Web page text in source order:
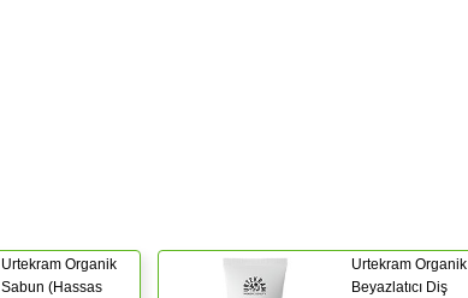
Urtekram Organik
Sabun (Hassas
Urtekram Organik
Beyazlatıcı Diş